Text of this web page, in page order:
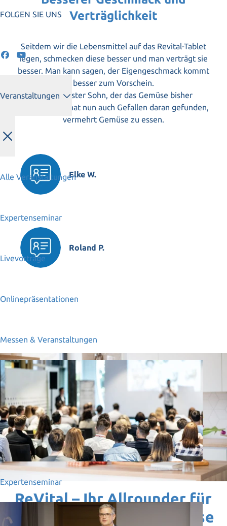
FOLGEN SIE UNS
Veranstaltungen
Alle Veranstaltungen
Expertenseminar
Livevorträge
Onlinepräsentationen
Messen & Veranstaltungen
Expertenseminar
Verträglichkeit
Seitdem wir die Lebensmittel auf das Revital-Tablet
legen, schmecken diese besser und man verträgt sie
besser. Man kann sagen, der Eigengeschmack kommt
besser zum Vorschein.
Unser ältester Sohn, der das Gemüse bisher
verschmähte, hat nun auch Gefallen daran gefunden,
vermehrt Gemüse zu essen.
Elke W.
Roland P.
ReVital – Ihr Allrounder für
ein energiereiches Zuhause